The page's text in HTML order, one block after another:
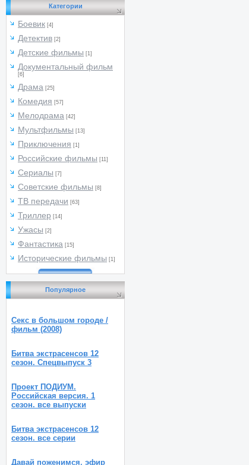
Категории
Боевик [4]
Детектив [2]
Детские фильмы [1]
Документальный фильм
[6]
Драма [25]
Комедия [57]
Мелодрама [42]
Мультфильмы [13]
Приключения [1]
Российские фильмы [11]
Сериалы [7]
Советские фильмы [8]
ТВ передачи [63]
Триллер [14]
Ужасы [2]
Фантастика [15]
Исторические фильмы [1]
Популярное
Секс в большом городе /
фильм (2008)
Битва экстрасенсов 12
сезон. Спецвыпуск 3
Проект ПОДИУМ.
Российская версия. 1
сезон. все выпуски
Битва экстрасенсов 12
сезон. все серии
Давай поженимся. эфир